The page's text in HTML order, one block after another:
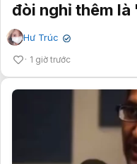
đòi nghỉ thêm
Hư Trúc ✔
1 giờ trước